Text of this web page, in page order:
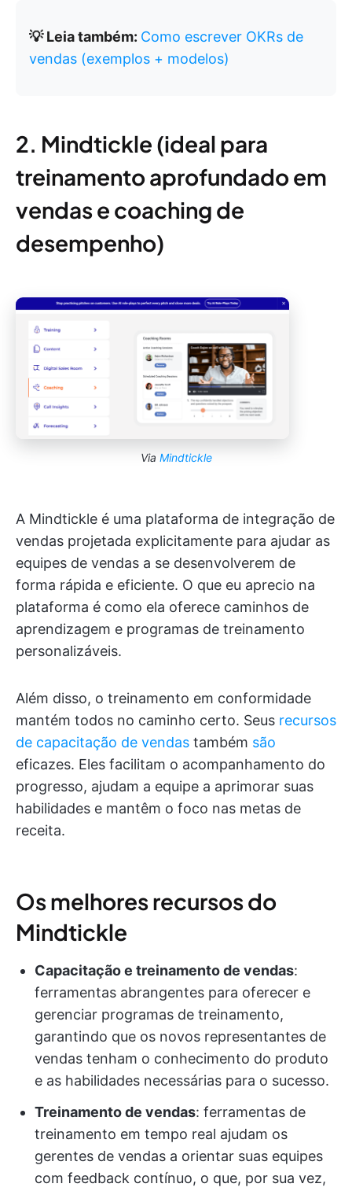
💡 Leia também: Como escrever OKRs de
vendas (exemplos + modelos)
2. Mindtickle (ideal para
treinamento aprofundado em
vendas e coaching de
desempenho)
Via Mindtickle
A Mindtickle é uma plataforma de integração de
vendas projetada explicitamente para ajudar as
equipes de vendas a se desenvolverem de
forma rápida e eficiente. O que eu aprecio na
plataforma é como ela oferece caminhos de
aprendizagem e programas de treinamento
personalizáveis.
Além disso, o treinamento em conformidade
mantém todos no caminho certo. Seus recursos
de capacitação de vendas também são
eficazes. Eles facilitam o acompanhamento do
progresso, ajudam a equipe a aprimorar suas
habilidades e mantêm o foco nas metas de
receita.
Os melhores recursos do
Mindtickle
Capacitação e treinamento de vendas:
ferramentas abrangentes para oferecer e
gerenciar programas de treinamento,
garantindo que os novos representantes de
vendas tenham o conhecimento do produto
e as habilidades necessárias para o sucesso.
Treinamento de vendas: ferramentas de
treinamento em tempo real ajudam os
gerentes de vendas a orientar suas equipes
com feedback contínuo, o que, por sua vez,